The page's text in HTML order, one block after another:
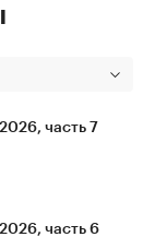
часть 7
часть 6